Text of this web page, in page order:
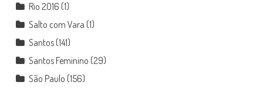
Rio 2016 (1)
Salto com Vara (1)
Santos(141)
Santos Feminino (29)
São Paulo (156)